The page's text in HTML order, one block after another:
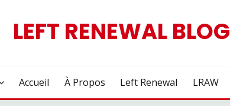
LEFT RENEWAL BLOG
Accueil À Propos Left Renewal LRAW